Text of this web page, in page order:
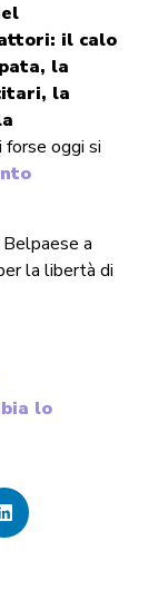
il calo
la
la
forse oggi si
a
la libertà di
lo